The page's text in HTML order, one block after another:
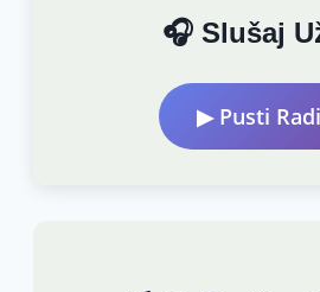
🎧 Slušaj
▶ Pusti